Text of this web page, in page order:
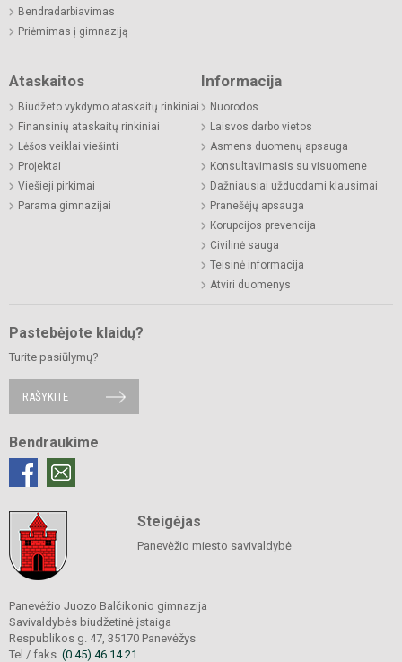
Bendradarbiavimas
Priėmimas į gimnaziją
Ataskaitos
Biudžeto vykdymo ataskaitų rinkiniai
Finansinių ataskaitų rinkiniai
Lėšos veiklai viešinti
Projektai
Viešieji pirkimai
Parama gimnazijai
Informacija
Nuorodos
Laisvos darbo vietos
Asmens duomenų apsauga
Konsultavimasis su visuomene
Dažniausiai užduodami klausimai
Pranešėjų apsauga
Korupcijos prevencija
Civilinė sauga
Teisinė informacija
Atviri duomenys
Pastebėjote klaidų?
Turite pasiūlymų?
RAŠYKITE
Bendraukime
Steigėjas
Panevėžio miesto savivaldybė
Panevėžio Juozo Balčikonio gimnazija
Savivaldybės biudžetinė įstaiga
Respublikos g. 47, 35170 Panevėžys
Tel./ faks. (0 45) 46 14 21